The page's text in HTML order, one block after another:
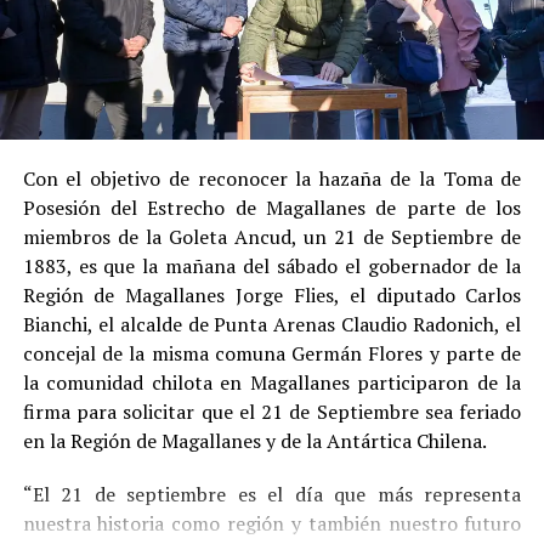
Suconducta anterior irreprochable , al no
registrar antecedentes penales previos.
Estas circunstancias jurídicas, sumadas al
procedimiento abreviado, redujeron la posibilidad de un
cumplimiento efectivo en recinto penitenciario.
Indemnización a la víctima y nueva investigación
por ocultamiento de bienes
En el ámbito civil, elJuzgado de Letras de Castrodictó
enseptiembre de 2023una sentencia que obliga a
Pedro Montecinos apagar una indemnización total de
$120 millonespor concepto de daño moral:
$80 millonesa favor de la víctima.
$40 millonesa favor de su madre.
Con el objetivo de reconocer la hazaña de la Toma de
Posesión del Estrecho de Magallanes de parte de los
miembros de la Goleta Ancud, un 21 de Septiembre de
1883, es que la mañana del sábado el gobernador de la
Región de Magallanes Jorge Flies, el diputado Carlos
Bianchi, el alcalde de Punta Arenas Claudio Radonich, el
concejal de la misma comuna Germán Flores y parte de
la comunidad chilota en Magallanes participaron de la
firma para solicitar que el 21 de Septiembre sea feriado
en la Región de Magallanes y de la Antártica Chilena.
“El 21 de septiembre es el día que más representa
nuestra historia como región y también nuestro futuro